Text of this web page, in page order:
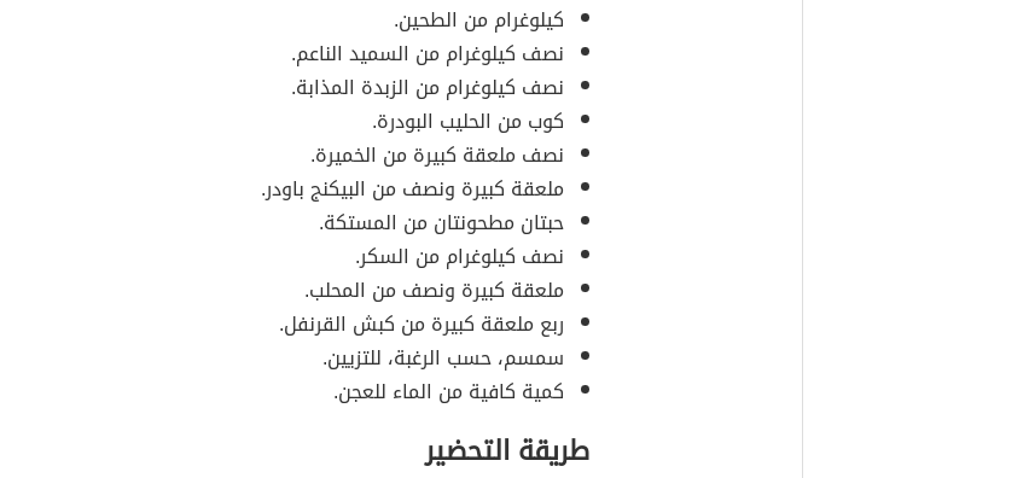
كيلوغرام من الطحين.
نصف كيلوغرام من السميد الناعم.
نصف كيلوغرام من الزبدة المذابة.
كوب من الحليب البودرة.
نصف ملعقة كبيرة من الخميرة.
ملعقة كبيرة ونصف من البيكنج باودر.
حبتان مطحونتان من المستكة.
نصف كيلوغرام من السكر.
ملعقة كبيرة ونصف من المحلب.
ربع ملعقة كبيرة من كبش القرنفل.
سمسم، حسب الرغبة، للتزيين.
كمية كافية من الماء للعجن.
طريقة التحضير